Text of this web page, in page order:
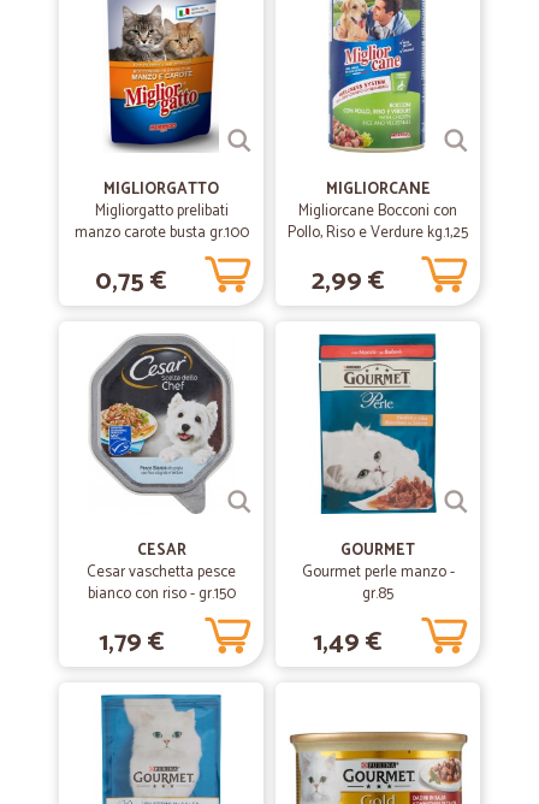
MIGLIORGATTO
Migliorgatto prelibati
manzo carote busta gr.100
0,75 €
MIGLIORCANE
Migliorcane Bocconi con
Pollo, Riso e Verdure kg.1,25
2,99 €
CESAR
Cesar vaschetta pesce
bianco con riso - gr.150
1,79 €
GOURMET
Gourmet perle manzo -
gr.85
1,49 €